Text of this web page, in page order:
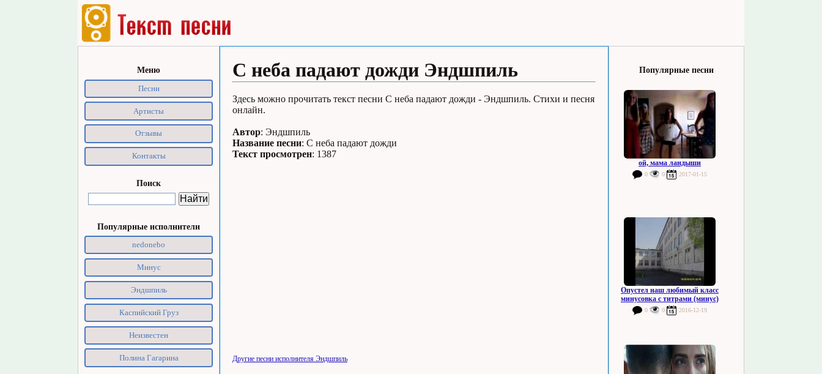
Меню
Песни
Артисты
Отзывы
Контакты
Поиск
Популярные исполнители
nedonebo
Минус
Эндшпиль
Каспийский Груз
Неизвестен
Полина Гагарина
С неба падают дожди Эндшпиль
Здесь можно прочитать текст песни С неба падают дожди - Эндшпиль. Стихи и песня
онлайн.
Автор: Эндшпиль
Название песни: С неба падают дожди
Текст просмотрен: 1387
Другие песни исполнителя Эндшпиль
Популярные песни
ой, мама ландыши
0 0 2017-01-15
Опустел наш любимый класс
минусовка с титрами (минус)
0 0 2016-12-19